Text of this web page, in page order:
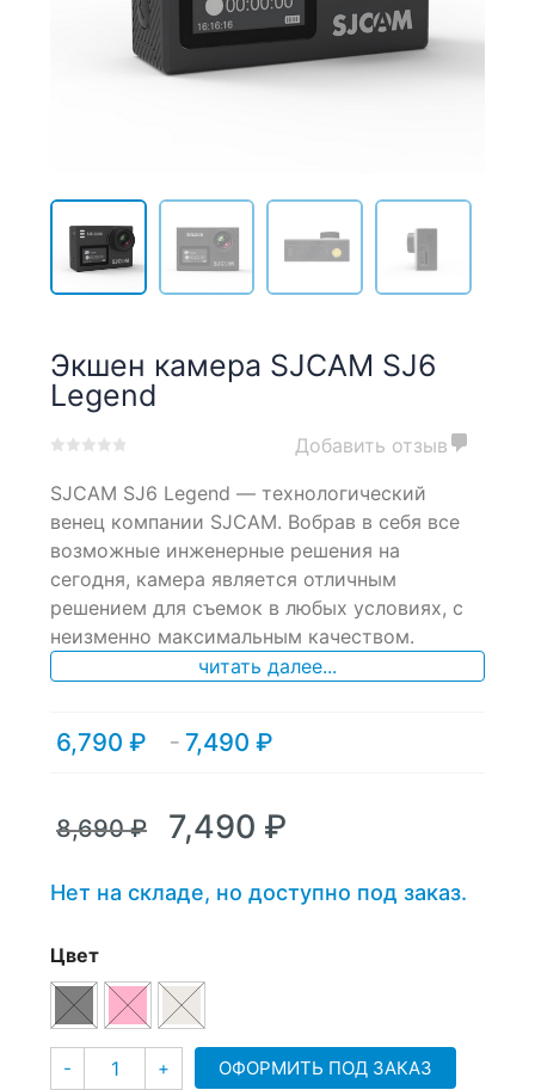
Экшен камера SJCAM SJ6
Legend
out
on
customer
ratings
Добавить отзыв
SJCAM SJ6 Legend — технологический
венец компании SJCAM. Вобрав в себя все
возможные инженерные решения на
сегодня, камера является отличным
решением для съемок в любых условиях, с
неизменно максимальным качеством.
читать далее...
6,790 ₽ – 7,490 ₽
Диапазон
7,490 ₽
8,690₽
Первоначальная
цена
8,690 ₽.
7,490 ₽
Текущая
цена:
Нет на складе, но доступно под заказ.
Цвет
- Количество
+ ОФОРМИТЬ ПОД ЗАКАЗ